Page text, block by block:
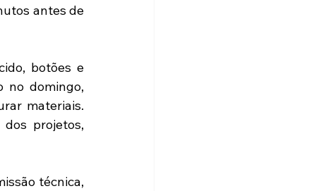
antes de
botões e
no domingo,
materiais.
projetos,
técnica,